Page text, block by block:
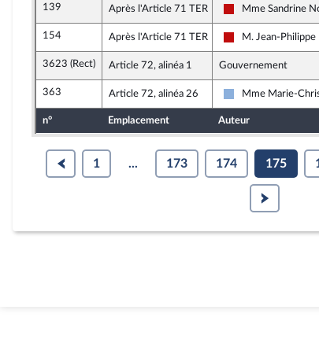
139 Après l'Article 71 TER
La France
Mme Sandrine
154 Après l'Article 71 TER
La France
M. Jean-Philippe
3623 (Rect) Article 72, alinéa 1 Gouvernement
363 Article 72, alinéa 26
Droite
Mme Marie-
n° Emplacement Auteur
1 ... 173 174 175